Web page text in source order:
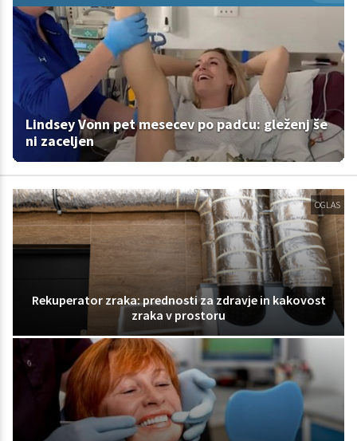
Lindsey Vonn pet mesecev po padcu: gleženj še
ni zaceljen
OGLAS
Rekuperator zraka: prednosti za zdravje in kakovost
zraka v prostoru